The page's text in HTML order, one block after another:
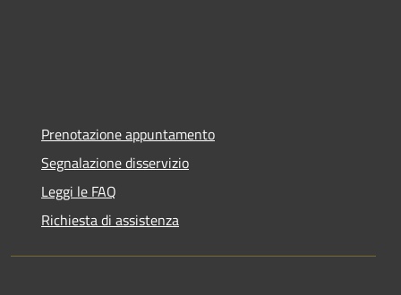
Prenotazione appuntamento
Segnalazione disservizio
Leggi le FAQ
Richiesta di assistenza